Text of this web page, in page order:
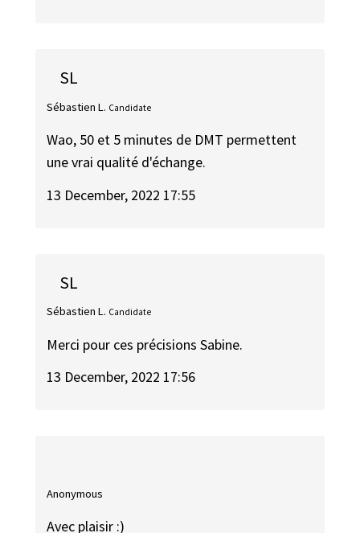
SL
Sébastien L. Candidate
Wao, 50 et 5 minutes de DMT permettent
une vrai qualité d'échange.
13 December, 2022 17:55
SL
Sébastien L. Candidate
Merci pour ces précisions Sabine.
13 December, 2022 17:56
Anonymous
Avec plaisir :)